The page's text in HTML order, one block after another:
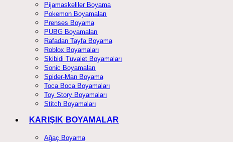
Pijamaskeliler Boyama
Pokemon Boyamaları
Prenses Boyama
PUBG Boyamaları
Rafadan Tayfa Boyama
Roblox Boyamaları
Skibidi Tuvalet Boyamaları
Sonic Boyamaları
Spider-Man Boyama
Toca Boca Boyamaları
Toy Story Boyamaları
Stitch Boyamaları
KARIŞIK BOYAMALAR
Ağaç Boyama